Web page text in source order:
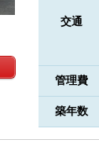
交通
管理費
築年数